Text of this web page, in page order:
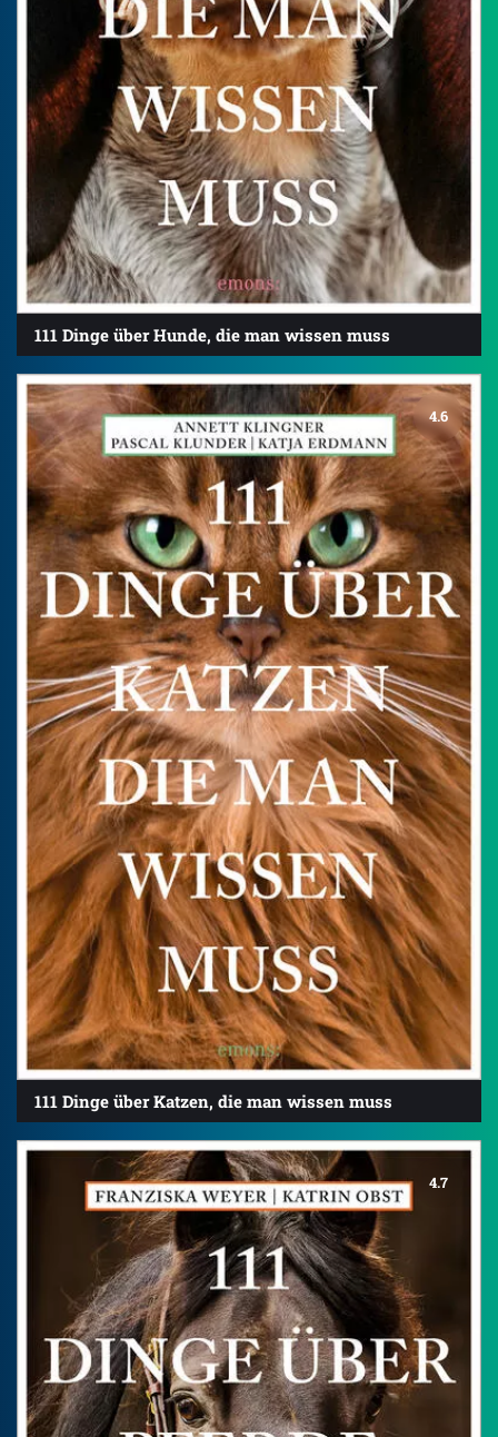
111 Dinge über Hunde, die man wissen muss
4.6
111 Dinge über Katzen, die man wissen muss
4.7